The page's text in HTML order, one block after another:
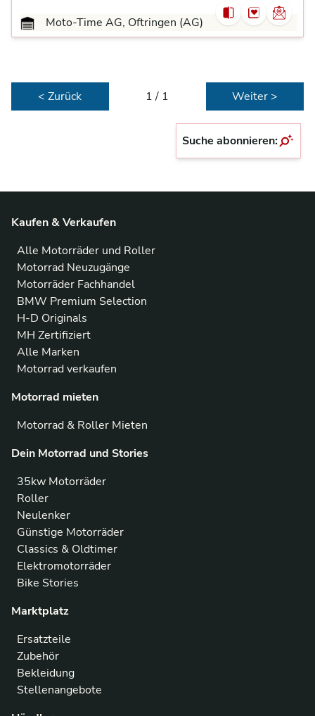
Moto-Time AG, Oftringen (AG)
< Zurück 1 / 1 Weiter >
Kaufen & Verkaufen
Alle Motorräder und Roller
Motorrad Neuzugänge
Motorräder Fachhandel
BMW Premium Selection
H-D Originals
MH Zertifiziert
Alle Marken
Motorrad verkaufen
Motorrad mieten
Motorrad & Roller Mieten
Dein Motorrad und Stories
35kw Motorräder
Roller
Neulenker
Günstige Motorräder
Classics & Oldtimer
Elektromotorräder
Bike Stories
Marktplatz
Ersatzteile
Zubehör
Bekleidung
Stellenangebote
Suche abonnieren: